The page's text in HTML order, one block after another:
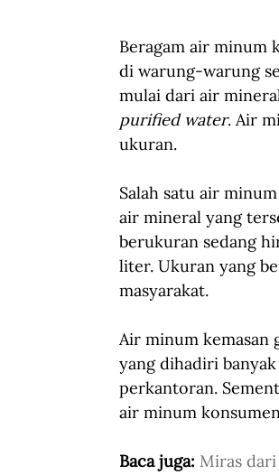
Beragam air minum
di warung-warung
mulai dari air
purified water. Air
ukuran.
Salah satu air
air mineral yang
berukuran sedang
liter. Ukuran yang
masyarakat.
Air minum kemasan
yang dihadiri
perkantoran.
air minum
Baca juga: Miras